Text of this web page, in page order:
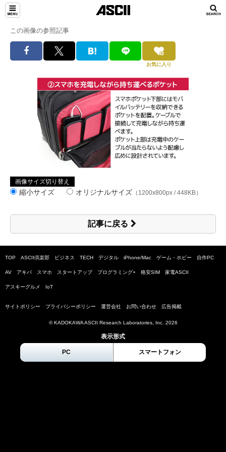
この画像の参照記事
お気に入り
画像サイズ切り替え
縮小サイズ オリジナルサイズ （1200x800px / 448KB）
記事に戻る
TOP ASCII倶楽部 ビジネス TECH デジタル iPhone/Mac ゲーム・ホビー 自作PC
AV アキバ スマホ スタートアップ プログラミング+ 格安SIM 家電ASCII
アスキーグルメ IoT
サイトポリシー プライバシーポリシー 運営会社 お問い合わせ 広告掲載
© KADOKAWA ASCII Research Laboratories, Inc. 2026
表示形式
PC スマートフォン